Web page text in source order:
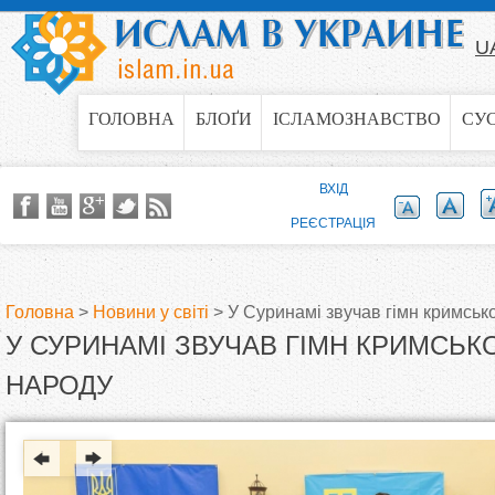
Jump to navigation
ГОЛОВНА БЛОҐИ ІСЛАМОЗНАВСТВО
В
Головна > Новини у світі > У Суринамі звучав гімн
У СУРИНАМІ ЗВУЧАВ ГІМН
НАРОДУ
ВХІД
РЕЄСТРАЦІЯ